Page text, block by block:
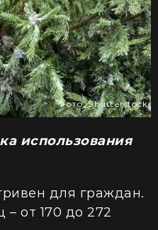
Фото: Shutterstock
использования
для граждан.
от 170 до 272